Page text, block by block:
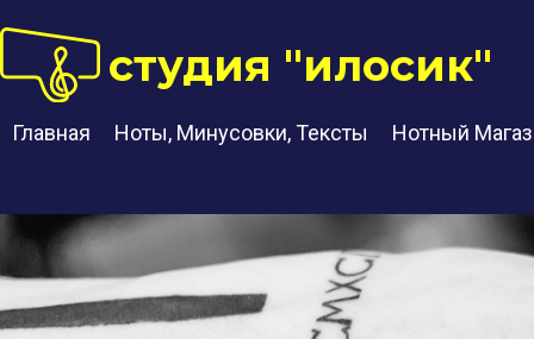
Главная Ноты, Минусовки, Тексты Нотный
студия "илосик"